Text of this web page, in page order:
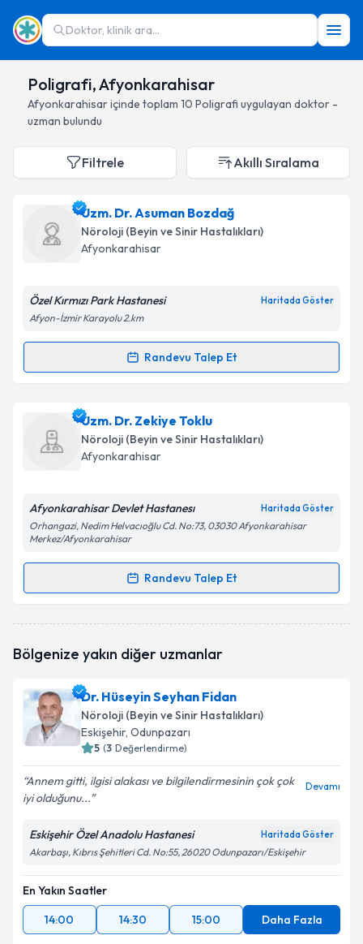
Doktor, klinik ara...
Poligrafi, Afyonkarahisar
Afyonkarahisariçinde toplam 10 Poligrafi uygulayan doktor -
uzman bulundu
Filtrele Akıllı Sıralama
Uzm. Dr. Asuman Bozdağ
Nöroloji (Beyin ve Sinir Hastalıkları)
Afyonkarahisar
Özel Kırmızı Park Hastanesi Haritada Göster
Afyon-İzmir Karayolu 2.km
Randevu Talep Et
Randevu Takvimi Talebi
Uzm. Dr. Asuman Bozdağiçin randevu takvimi talebi
oluşturun. Size bu uzmandan randevu almanız için bir
takvim hazırlandığında e-posta ile bilgilendireceğiz.
Kişisel verilerimin işlenmesine ilişkinAydınlatma
'ni okudum ve kişisel verilerimin belirtilen
kapsamda işlenmesini kabul ediyorum.
Takvim Talebini Gönder
Uzm. Dr. Zekiye Toklu
Nöroloji (Beyin ve Sinir Hastalıkları)
Afyonkarahisar
Afyonkarahisar Devlet Hastanesı Haritada Göster
Orhangazi, Nedim Helvacıoğlu Cd. No:73, 03030 Afyonkarahisar
Merkez/Afyonkarahisar
Randevu Talep Et
Randevu Takvimi Talebi
oluşturun. Size bu uzmandan randevu almanız için bir
E-posta Adresiniz
Kişisel verilerimin işlenmesine ilişkinAydınlatma
Metni
Bölgenize yakın diğer uzmanlar
Dr. Hüseyin Seyhan Fidan
Nöroloji (Beyin ve Sinir Hastalıkları)
Eskişehir, Odunpazarı
5 (3 Değerlendirme)
Annem gitti, ilgisi alakası ve bilgilendirmesinin çok çok
iyi olduğunu...
Devamı
Eskişehir Özel Anadolu Hastanesi Haritada Göster
Akarbaşı, Kıbrıs Şehitleri Cd. No:55, 26020 Odunpazarı/Eskişehir
En Yakın Saatler
14:00
14:30 15:00 Daha Fazla